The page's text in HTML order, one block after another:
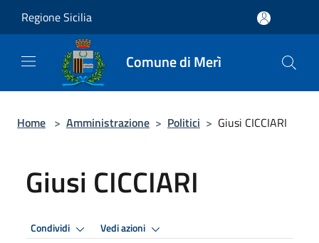
Regione Sicilia
Comune di Merì
Home > Amministrazione > Politici > Giusi CICCIARI
Giusi CICCIARI
Condividi Vedi azioni